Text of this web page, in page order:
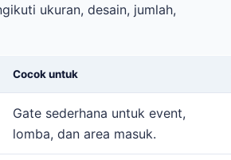
ukuran, desain, jumlah,
Cocok untuk
Gate sederhana untuk event,
lomba, dan area masuk.